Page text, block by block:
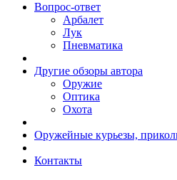
Вопрос-ответ
Арбалет
Лук
Пневматика
Другие обзоры автора
Оружие
Оптика
Охота
Оружейные курьезы,
Контакты